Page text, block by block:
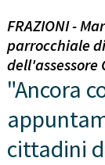
FRAZIONI -
parrocchiale
dell'assessore
"Ancora
cittadini